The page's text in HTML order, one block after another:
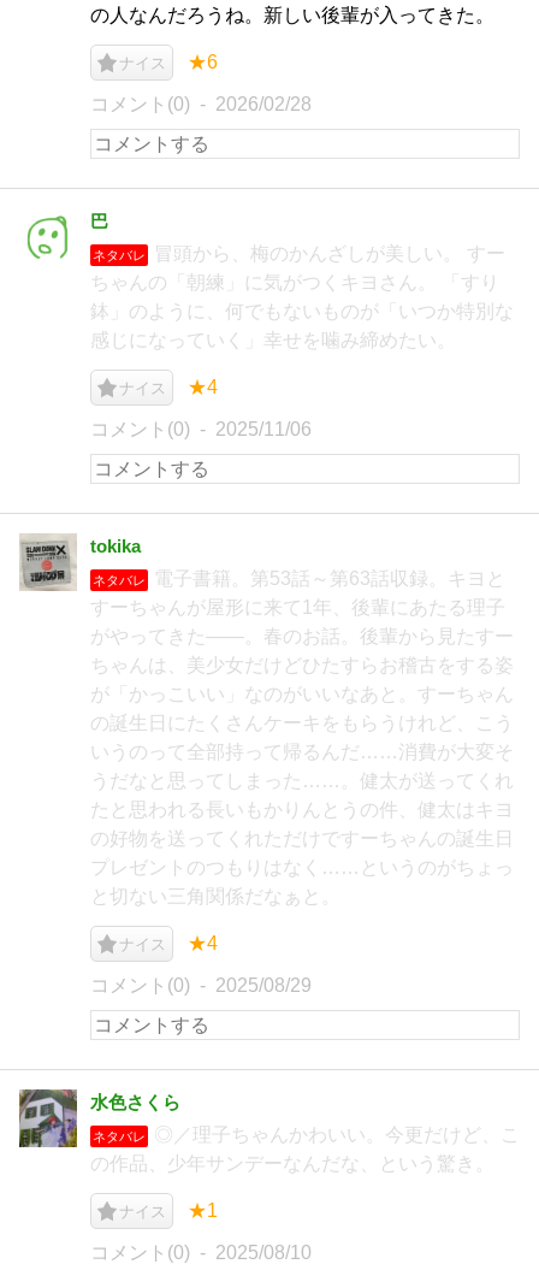
の人なんだろうね。新しい後輩が入ってきた。
ナイス ★6
コメント(0) 2026/02/28
巴
ネタバレ
冒頭から、梅のかんざしが美しい。 すー
ちゃんの「朝練」に気がつくキヨさん。 「すり
鉢」のように、何でもないものが「いつか特別な
感じになっていく」幸せを噛み締めたい。
ナイス ★4
コメント(0) 2025/11/06
tokika
ネタバレ
電子書籍。第53話～第63話収録。キヨと
すーちゃんが屋形に来て1年、後輩にあたる理子
がやってきた――。春のお話。後輩から見たすー
ちゃんは、美少女だけどひたすらお稽古をする姿
が「かっこいい」なのがいいなあと。すーちゃん
の誕生日にたくさんケーキをもらうけれど、こう
いうのって全部持って帰るんだ……消費が大変そ
うだなと思ってしまった……。健太が送ってくれ
たと思われる長いもかりんとうの件、健太はキヨ
の好物を送ってくれただけですーちゃんの誕生日
プレゼントのつもりはなく……というのがちょっ
と切ない三角関係だなぁと。
ナイス ★4
コメント(0) 2025/08/29
水色さくら
ネタバレ
◎／理子ちゃんかわいい。今更だけど、こ
の作品、少年サンデーなんだな、という驚き。
ナイス ★1
コメント(0) 2025/08/10